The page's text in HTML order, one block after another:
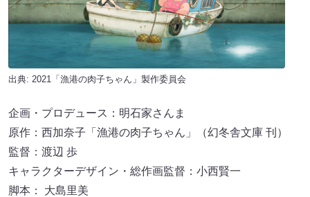
出典: 2021「漁港の肉子ちゃん」製作委員会
企画・プロデュース：明石家さんま
原作：西加奈子「漁港の肉子ちゃん」（幻冬舎文庫 刊）
監督：渡辺 歩
キャラクターデザイン・総作画監督：小西賢一
脚本： 大島里美